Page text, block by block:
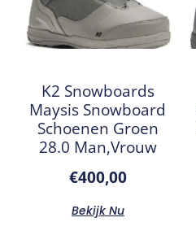
K2 Snowboards
Maysis Snowboard
Schoenen Groen
28.0 Man,Vrouw
€400,00
Bekijk Nu